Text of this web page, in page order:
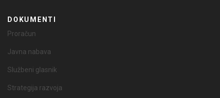
DOKUMENTI
Proračun
Javna nabava
Službeni glasnik
Strategija razvoja